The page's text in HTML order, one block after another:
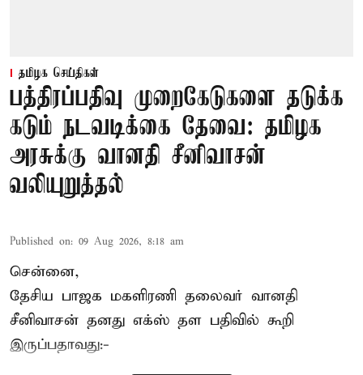
தமிழக செய்திகள்
பத்திரப்பதிவு முறைகேடுகளை தடுக்க
கடும் நடவடிக்கை தேவை: தமிழக
அரசுக்கு வானதி சீனிவாசன்
வலியுறுத்தல்
Published on: 09 Aug 2026, 8:18 am
சென்னை,
தேசிய பாஜக மகளிரணி தலைவர் வானதி
சீனிவாசன் தனது எக்ஸ் தள பதிவில் கூறி
இருப்பதாவது:-